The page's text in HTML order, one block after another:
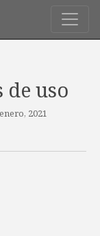
uso
2021